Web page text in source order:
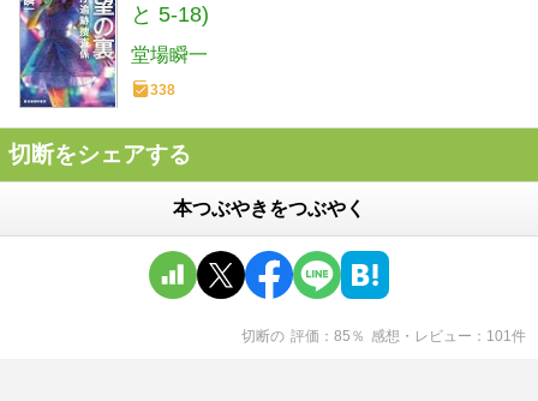
と 5-18)
堂場瞬一
338
切断をシェアする
本つぶやきをつぶやく
切断の 評価 85 ％ 感想・レビュー 101 件